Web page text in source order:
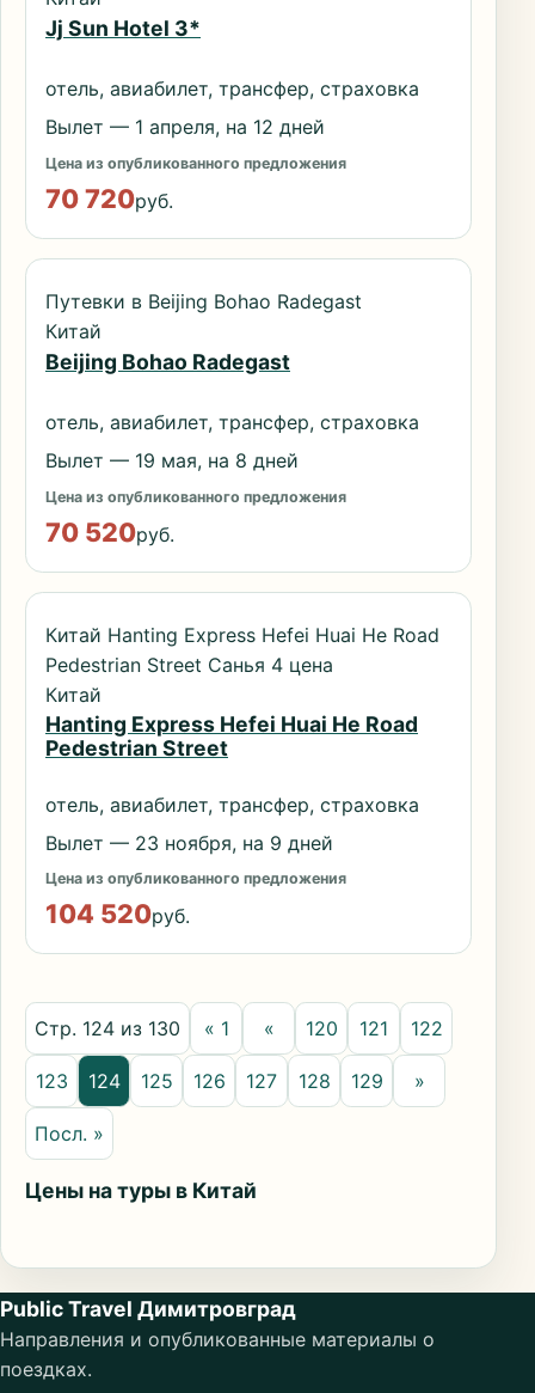
Jj Sun Hotel 3*
отель, авиабилет, трансфер, страховка
Вылет — 1 апреля, на 12 дней
Цена из опубликованного предложения
70 720руб.
Путевки в Beijing Bohao Radegast
Китай
Beijing Bohao Radegast
отель, авиабилет, трансфер, страховка
Вылет — 19 мая, на 8 дней
Цена из опубликованного предложения
70 520руб.
Китай Hanting Express Hefei Huai He Road
Pedestrian Street Санья 4 цена
Китай
Hanting Express Hefei Huai He Road
Pedestrian Street
отель, авиабилет, трансфер, страховка
Вылет — 23 ноября, на 9 дней
Цена из опубликованного предложения
104 520руб.
Стр. 124 из 130 « 1 « 120 121 122
123 124 125 126 127 128 129 »
Посл. »
Цены на туры в Китай
Public Travel Димитровград
Направления и опубликованные материалы о
поездках.